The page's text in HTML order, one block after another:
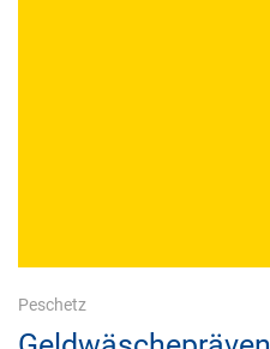
Peschetz